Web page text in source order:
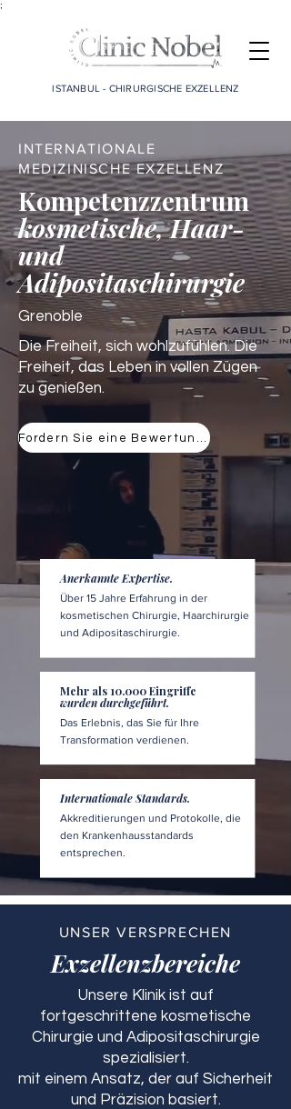
;
ISTANBUL - CHIRURGISCHE EXZELLENZ
INTERNATIONALE
MEDIZINISCHE EXZELLENZ
Kompetenzzentrum
kosmetische, Haar-
und
Adipositaschirurgie
Grenoble
Die Freiheit, sich wohlzufühlen. Die
Freiheit, das Leben in vollen Zügen
zu genießen.
Anerkannte Expertise.
Über 15 Jahre Erfahrung in der
kosmetischen Chirurgie, Haarchirurgie
und Adipositaschirurgie.
Mehr als 10.000 Eingriffe
wurden durchgeführt.
Das Erlebnis, das Sie für Ihre
Transformation verdienen.
Internationale Standards.
Akkreditierungen und Protokolle, die
den Krankenhausstandards
entsprechen.
UNSER VERSPRECHEN
Exzellenzbereiche
Unsere Klinik ist auf
fortgeschrittene kosmetische
Chirurgie und Adipositaschirurgie
spezialisiert.
mit einem Ansatz, der auf Sicherheit
und Präzision basiert.